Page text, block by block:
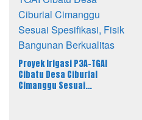
Proyek Irigasi P3A-TGAI
Cibatu Desa Ciburial
Cimanggu Sesuai